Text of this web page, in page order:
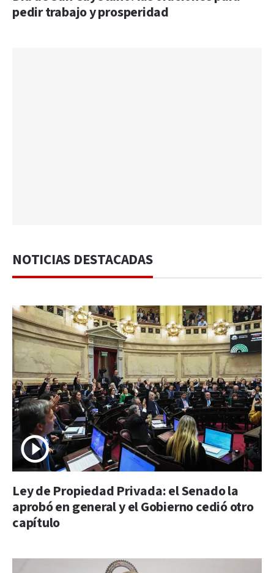
pedir trabajo y prosperidad
NOTICIAS DESTACADAS
Ley de Propiedad Privada: el Senado la
aprobó en general y el Gobierno cedió otro
capítulo